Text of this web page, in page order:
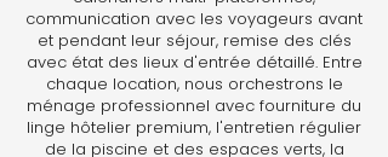
communication avec les voyageurs avant
et pendant leur séjour, remise des clés
avec état des lieux d'entrée détaillé. Entre
chaque location, nous orchestrons le
ménage professionnel avec fourniture du
linge hôtelier premium, l'entretien régulier
de la piscine et des espaces verts, la